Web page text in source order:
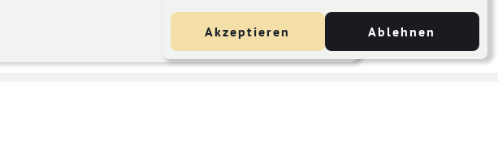
Akzeptieren Ablehnen